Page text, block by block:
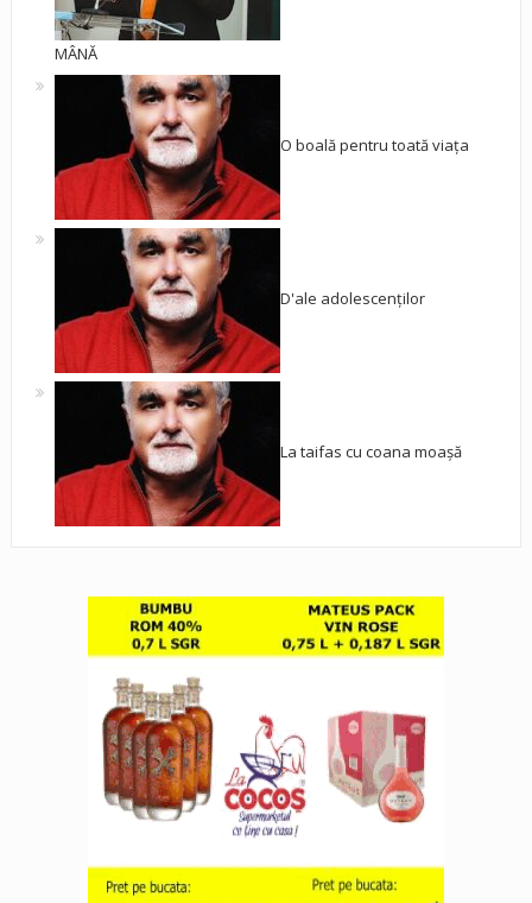
MÂNĂ
O boală pentru toată viața
D'ale adolescenților
La taifas cu coana moașă